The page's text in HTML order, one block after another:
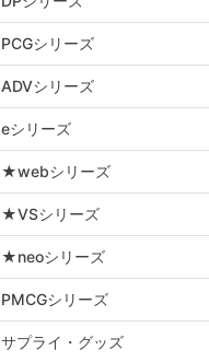
PCGシリーズ
ADVシリーズ
eシリーズ
★webシリーズ
★VSシリーズ
★neoシリーズ
PMCGシリーズ
サプライ・グッズ